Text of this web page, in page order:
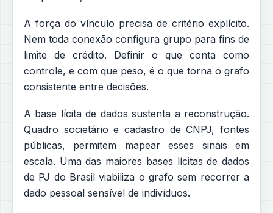
A força do vínculo precisa de critério explícito.
Nem toda conexão configura grupo para fins de
limite de crédito. Definir o que conta como
controle, e com que peso, é o que torna o grafo
consistente entre decisões.
A base lícita de dados sustenta a reconstrução.
Quadro societário e cadastro de CNPJ, fontes
públicas, permitem mapear esses sinais em
escala. Uma das maiores bases lícitas de dados
de PJ do Brasil viabiliza o grafo sem recorrer a
dado pessoal sensível de indivíduos.